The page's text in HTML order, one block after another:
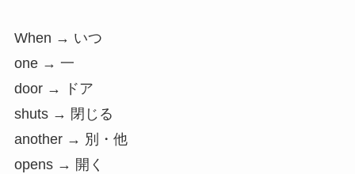
When → いつ
one → 一
door → ドア
shuts → 閉じる
another → 別・他
opens → 開く